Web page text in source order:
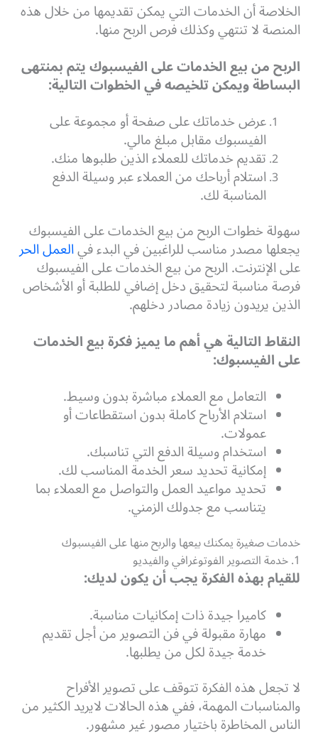
الخلاصة أن الخدمات التي يمكن تقديمها من خلال هذه
المنصة لا تنتهي وكذلك فرص الربح منها.
الربح من بيع الخدمات على الفيسبوك يتم بمنتهى
البساطة ويمكن تلخيصه في الخطوات التالية:
عرض خدماتك على صفحة أو مجموعة على
الفيسبوك مقابل مبلغ مالي.
تقديم خدماتك للعملاء الذين طلبوها منك.
استلام أرباحك من العملاء عبر وسيلة الدفع
المناسبة لك.
سهولة خطوات الربح من بيع الخدمات على الفيسبوك
يجعلها مصدر مناسب للراغبين في البدء فيالعمل الحر
على الإنترنت. الربح من بيع الخدمات على الفيسبوك
فرصة مناسبة لتحقيق دخل إضافي للطلبة أو الأشخاص
الذين يريدون زيادة مصادر دخلهم.
النقاط التالية هي أهم ما يميز فكرة بيع الخدمات
على الفيسبوك:
التعامل مع العملاء مباشرة بدون وسيط.
استلام الأرباح كاملة بدون استقطاعات أو
عمولات.
استخدام وسيلة الدفع التي تناسبك.
إمكانية تحديد سعر الخدمة المناسب لك.
تحديد مواعيد العمل والتواصل مع العملاء بما
يتناسب مع جدولك الزمني.
خدمات صغيرة يمكنك بيعها والربح منها على الفيسبوك
1. خدمة التصوير الفوتوغرافي والفيديو
للقيام بهذه الفكرة يجب أن يكون لديك:
كاميرا جيدة ذات إمكانيات مناسبة.
مهارة مقبولة في فن التصوير من أجل تقديم
خدمة جيدة لكل من يطلبها.
لا تجعل هذه الفكرة تتوقف على تصوير الأفراح
والمناسبات المهمة،ففي هذه الحالات لايريد الكثير من
الناس المخاطرة باختيار مصور غير مشهور.